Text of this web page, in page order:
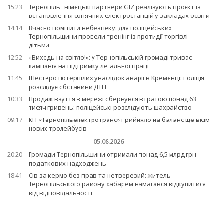
15:23
Тернопіль і німецькі партнери GIZ реалізують проєкт із
встановлення сонячних електростанцій у закладах освіти
14:14
Вчасно помітити небезпеку: для поліцейських
Тернопільщини провели тренінг із протидії торгівлі
дітьми
12:52
«Виходь на світло!»: у Тернопільській громаді триває
кампанія на підтримку легальної праці
11:45
Шестеро потерпілих унаслідок аварії в Кременці: поліція
розслідує обставини ДТП
10:33
Продаж взуття в мережі обернувся втратою понад 63
тисяч гривень: поліцейські розслідують шахрайство
09:17
КП «Тернопільелектротранс» прийняло на баланс ще вісім
нових тролейбусів
05.08.2026
20:20
Громади Тернопільщини отримали понад 6,5 млрд грн
податкових надходжень
18:41
Сів за кермо без прав та нетверезий: житель
Тернопільського району хабарем намагався відкупитися
від відповідальності